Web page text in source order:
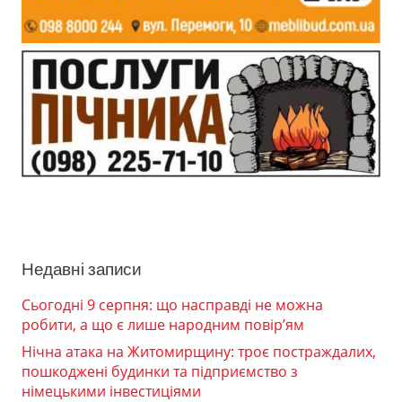
Недавні записи
Сьогодні 9 серпня: що насправді не можна
робити, а що є лише народним повір’ям
Нічна атака на Житомирщину: троє постраждалих,
пошкоджені будинки та підприємство з
німецькими інвестиціями